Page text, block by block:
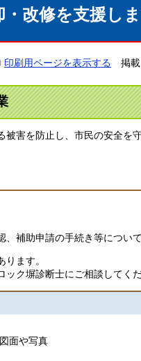
改修を支援し
印刷用ページを表示する 掲
害を防止し、市民の安全を
補助申請の手続き等につい
ます。
ク塀診断士にご相談してくだ
面や写真